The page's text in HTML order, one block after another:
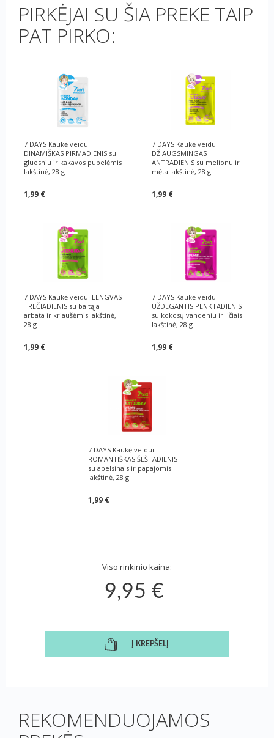
PIRKĖJAI SU ŠIA PREKE TAIP
PAT PIRKO:
7 DAYS Kaukė veidui
DINAMIŠKAS PIRMADIENIS su
gluosniu ir kakavos pupelėmis
lakštinė, 28 g
1,99 €
7 DAYS Kaukė veidui
DŽIAUGSMINGAS
ANTRADIENIS su melionu ir
mėta lakštinė, 28 g
1,99 €
7 DAYS Kaukė veidui LENGVAS
TREČIADIENIS su baltąja
arbata ir kriaušėmis lakštinė,
28 g
1,99 €
7 DAYS Kaukė veidui
UŽDEGANTIS PENKTADIENIS
su kokosų vandeniu ir ličiais
lakštinė, 28 g
1,99 €
7 DAYS Kaukė veidui
ROMANTIŠKAS ŠEŠTADIENIS
su apelsinais ir papajomis
lakštinė, 28 g
1,99 €
Viso rinkinio kaina:
9,95 €
Į KREPŠELĮ
REKOMENDUOJAMOS